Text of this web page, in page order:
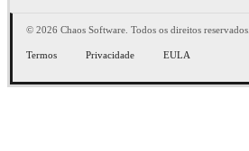
© 2026 Chaos Software. Todos os direitos reservados.
Termos Privacidade EULA